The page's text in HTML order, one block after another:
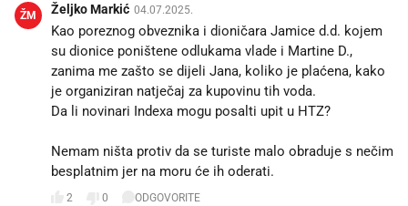
ŽM Željko Markić 04.07.2025.
Kao poreznog obveznika i dioničara Jamice d.d. kojem
su dionice poništene odlukama vlade i Martine D.,
zanima me zašto se dijeli Jana, koliko je plaćena, kako
je organiziran natječaj za kupovinu tih voda.
Da li novinari Indexa mogu posalti upit u HTZ?
Nemam ništa protiv da se turiste malo obraduje s nečim
besplatnim jer na moru će ih oderati.
2 0 ODGOVORITE